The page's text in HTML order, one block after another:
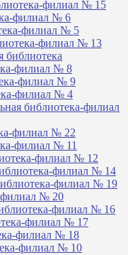
филиал № 15
филиал № 6
филиал № 5
филиал № 13
библиотека
филиал № 8
филиал № 9
филиал № 4
библиотека-филиал
филиал № 22
филиал № 11
филиал № 12
филиал № 14
филиал № 19
филиал № 20
филиал № 16
филиал № 17
филиал № 18
филиал № 10